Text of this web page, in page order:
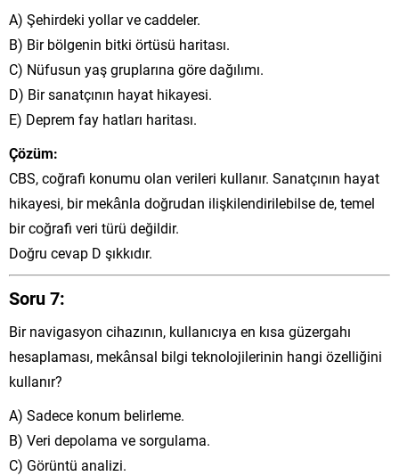
A) Şehirdeki yollar ve caddeler.
B) Bir bölgenin bitki örtüsü haritası.
C) Nüfusun yaş gruplarına göre dağılımı.
D) Bir sanatçının hayat hikayesi.
E) Deprem fay hatları haritası.
Çözüm:
CBS, coğrafi konumu olan verileri kullanır. Sanatçının hayat
hikayesi, bir mekânla doğrudan ilişkilendirilebilse de, temel
bir coğrafi veri türü değildir.
Doğru cevap D şıkkıdır.
Soru 7:
Bir navigasyon cihazının, kullanıcıya en kısa güzergahı
hesaplaması, mekânsal bilgi teknolojilerinin hangi özelliğini
kullanır?
A) Sadece konum belirleme.
B) Veri depolama ve sorgulama.
C) Görüntü analizi.